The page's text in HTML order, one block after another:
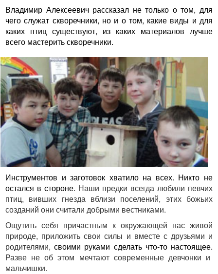
Владимир Алексеевич рассказал не только о том, для
чего служат скворечники, но и о том, какие виды и для
каких птиц существуют, из каких материалов лучше
всего мастерить скворечники.
Инструментов и заготовок хватило на всех. Никто не
остался в стороне. Наши предки всегда любили певчих
птиц, вивших гнезда вблизи поселений, этих божьих
созданий они считали добрыми вестниками.
Ощутить себя причастным к окружающей нас живой
природе, приложить свои силы и вместе с друзьями и
родителями,своими руками сделать что-то настоящее.
Разве не об этом мечтают современные девчонки и
мальчишки.